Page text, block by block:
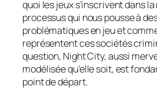
quoi les jeux s’inscrivent dans
processus qui nous pousse à
problématiques en jeu et
représentent ces sociétés
question, Night City, aussi
modélisée qu’elle soit, est
point de départ.